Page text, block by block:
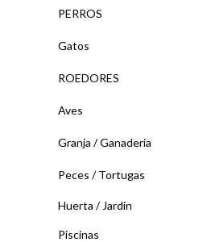
PERROS
Gatos
ROEDORES
Aves
Granja / Ganaderia
Peces / Tortugas
Huerta / Jardin
Piscinas